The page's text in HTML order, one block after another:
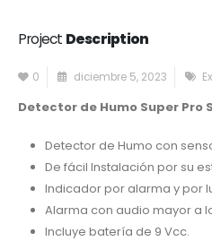
Project Description
0 diciembre 5, 2023
Detector de Humo Super Pro
Detector de Humo con
De fácil Instalación por su
Indicador por alarma y por
Alarma con audio mayor a
Incluye batería de 9 Vcc.